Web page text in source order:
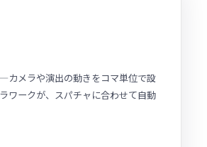
メラや演出の動きをコマ単位で設
ワークが、スパチャに合わせて自動